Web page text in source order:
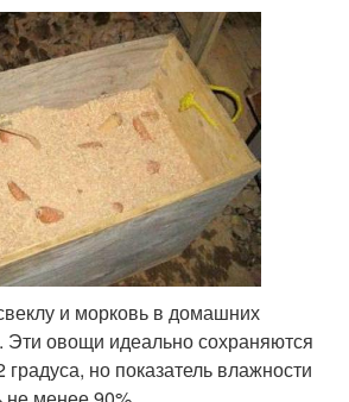
и морковь в домашних
Эти овощи идеально сохраняются
но показатель влажности